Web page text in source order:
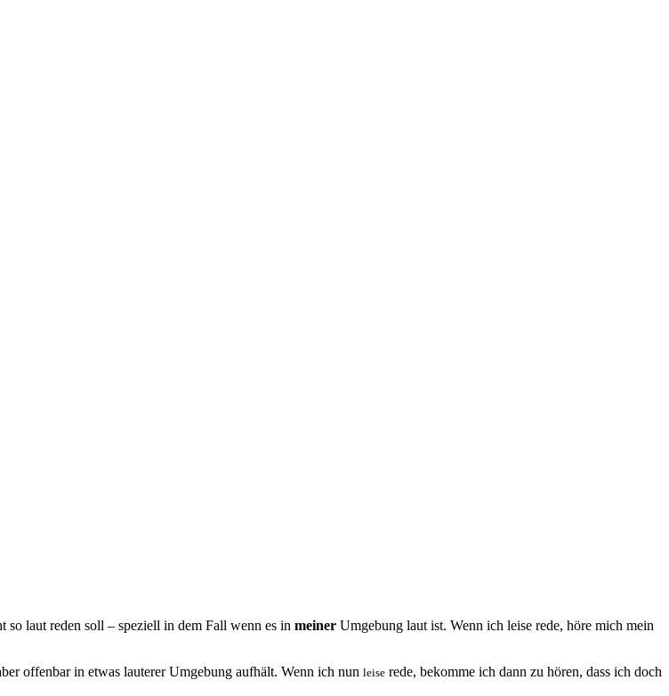
laut reden soll – speziell in dem Fall wenn es in meiner Umgebung laut ist. Wenn ich leise rede, höre mich mein
offenbar in etwas lauterer Umgebung aufhält. Wenn ich nun leise rede, bekomme ich dann zu hören, dass ich doch